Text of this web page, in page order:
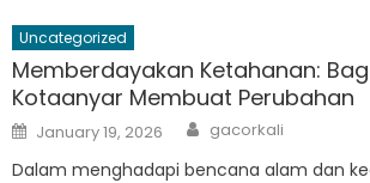
Uncategorized
Memberdayakan Ketahanan:
Kotaanyar Membuat Perubahan
Posted
on
January 19, 2026 Author
gacorkali
Dalam menghadapi bencana alam dan